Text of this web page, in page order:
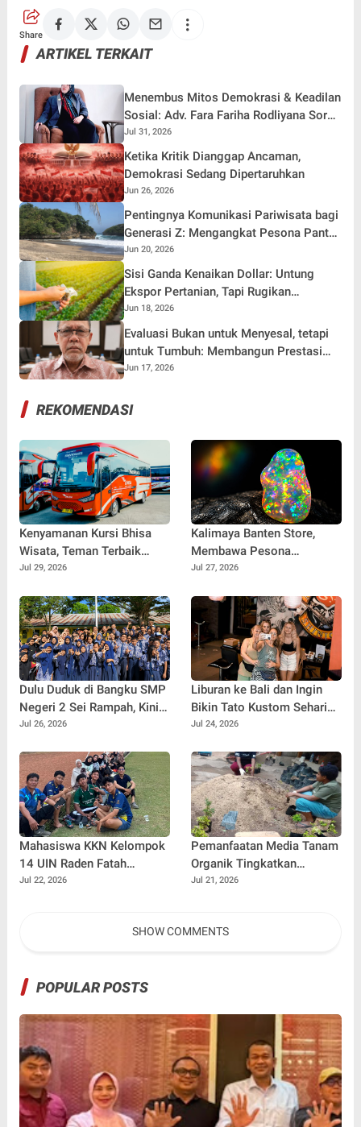
Share
ARTIKEL TERKAIT
Menembus Mitos Demokrasi & Keadilan
Sosial: Adv. Fara Fariha Rodliyana Soroti
Distorsi Simpati Publik dan Aksi Main
Hakim Sendiri
Jul 31, 2026
Ketika Kritik Dianggap Ancaman,
Demokrasi Sedang Dipertaruhkan
Jun 26, 2026
Pentingnya Komunikasi Pariwisata bagi
Generasi Z: Mengangkat Pesona Pantai
Ungapan Malang Selatan di Era Digital
Jun 20, 2026
Sisi Ganda Kenaikan Dollar: Untung
Ekspor Pertanian, Tapi Rugikan
Ketergantungan Impor Bahan Baku
Jun 18, 2026
Evaluasi Bukan untuk Menyesal, tetapi
untuk Tumbuh: Membangun Prestasi
Olahraga melalui Budaya Evaluasi di
Jun 17, 2026
REKOMENDASI
Kenyamanan Kursi Bhisa
Wisata, Teman Terbaik
untuk Perjalanan Jauh
Jul 29, 2026
Kalimaya Banten Store,
Membawa Pesona
Kalimaya Banten
dan Internasional
Jul 27, 2026
Dulu Duduk di Bangku SMP
Negeri 2 Sei Rampah, Kini
Penulis Mulai Aja Dulu
sebagai Pemateri untuk
Menginspirasi Generasi
Muda
Jul 26, 2026
Liburan ke Bali dan Ingin
Bikin Tato Kustom Sehari
Jadi? Ini Panduannya
Jul 24, 2026
Mahasiswa KKN Kelompok
14 UIN Raden Fatah
Palembang Jalin
Lewat Sparing Sepak Bola
Jul 22, 2026
Pemanfaatan Media Tanam
Organik Tingkatkan
Keterampilan Masyarakat
Jul 21, 2026
SHOW COMMENTS
POPULAR POSTS